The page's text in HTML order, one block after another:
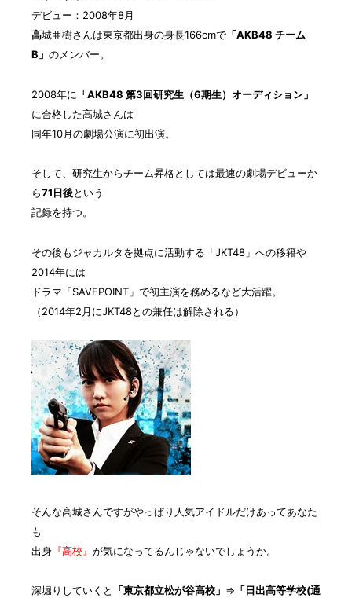
デビュー：2008年8月
高城亜樹さんは東京都出身の身長166cmで 「AKB48 チーム
B」 のメンバー。
2008年に 「AKB48 第3回研究生（6期生）オーディション」
に合格した高城さんは
同年10月の劇場公演に初出演。
そして、研究生からチーム昇格としては最速の劇場デビューか
ら71日後という
記録を持つ。
その後もジャカルタを拠点に活動する「JKT48」への移籍や
2014年には
ドラマ「SAVEPOINT」で初主演を務めるなど大活躍。
（2014年2月にJKT48との兼任は解除される）
そんな高城さんですがやっぱり人気アイドルだけあってあなた
も
出身 『高校』 が気になってるんじゃないでしょうか。
深堀りしていくと 「東京都立松が谷高校」 ⇒ 「日出高等学校(通